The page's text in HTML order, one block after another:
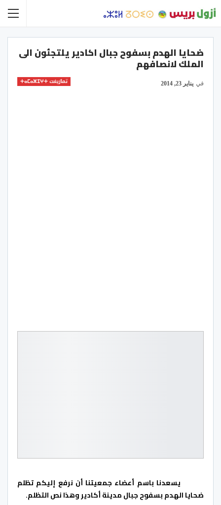
ضحايا الهدم بسفوح جبال اكادير يلتجئون الى
الملك لانصافهم
تمازيغت ⵜⴰⵎⴰⵣⵉⵖⵜ في يناير 23, 2014
يسعدنا باسم أعضاء جمعيتنا أن نرفع إليكم تظلم
ضحايا الهدم بسفوح جبال مدينة أكادير وهذا نص التظلم.